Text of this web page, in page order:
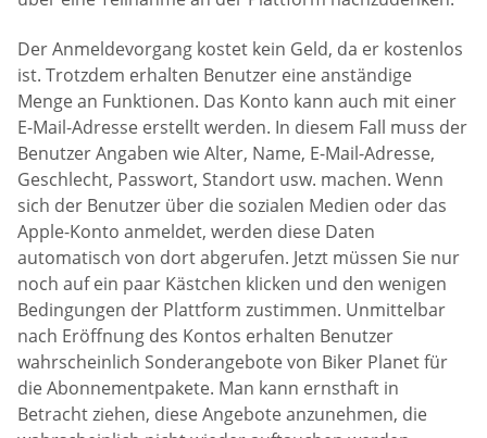
Der Anmeldevorgang kostet kein Geld, da er kostenlos
ist. Trotzdem erhalten Benutzer eine anständige
Menge an Funktionen. Das Konto kann auch mit einer
E-Mail-Adresse erstellt werden. In diesem Fall muss der
Benutzer Angaben wie Alter, Name, E-Mail-Adresse,
Geschlecht, Passwort, Standort usw. machen. Wenn
sich der Benutzer über die sozialen Medien oder das
Apple-Konto anmeldet, werden diese Daten
automatisch von dort abgerufen. Jetzt müssen Sie nur
noch auf ein paar Kästchen klicken und den wenigen
Bedingungen der Plattform zustimmen. Unmittelbar
nach Eröffnung des Kontos erhalten Benutzer
wahrscheinlich Sonderangebote von Biker Planet für
die Abonnementpakete. Man kann ernsthaft in
Betracht ziehen, diese Angebote anzunehmen, die